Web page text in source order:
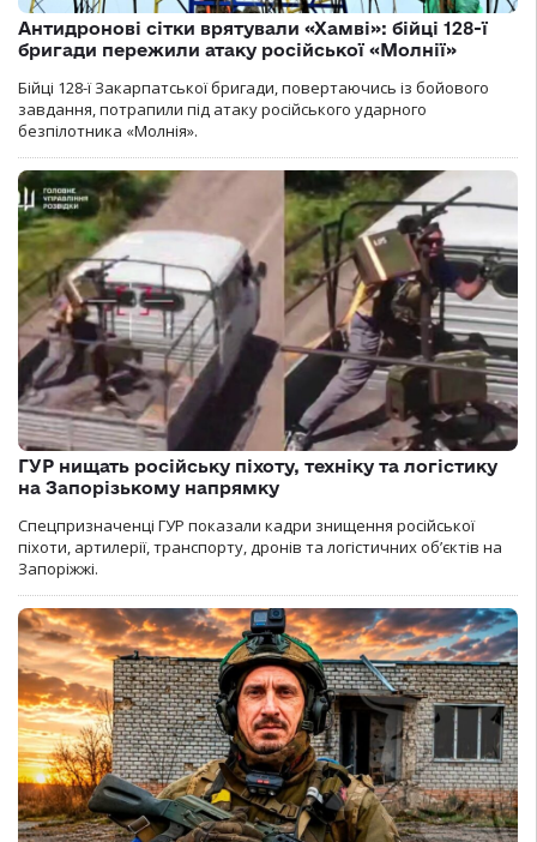
Антидронові сітки врятували «Хамві»: бійці 128-ї
бригади пережили атаку російської «Молнії»
Бійці 128-ї Закарпатської бригади, повертаючись із бойового
завдання, потрапили під атаку російського ударного
безпілотника «Молнія».
ГУР нищать російську піхоту, техніку та логістику
на Запорізькому напрямку
Спецпризначенці ГУР показали кадри знищення російської
піхоти, артилерії, транспорту, дронів та логістичних об’єктів на
Запоріжжі.